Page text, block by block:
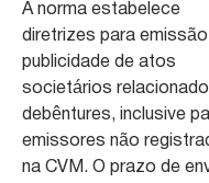
A norma estabelece
diretrizes para
publicidade de atos
societários
debêntures, inclusive
emissores não
na CVM. O prazo de